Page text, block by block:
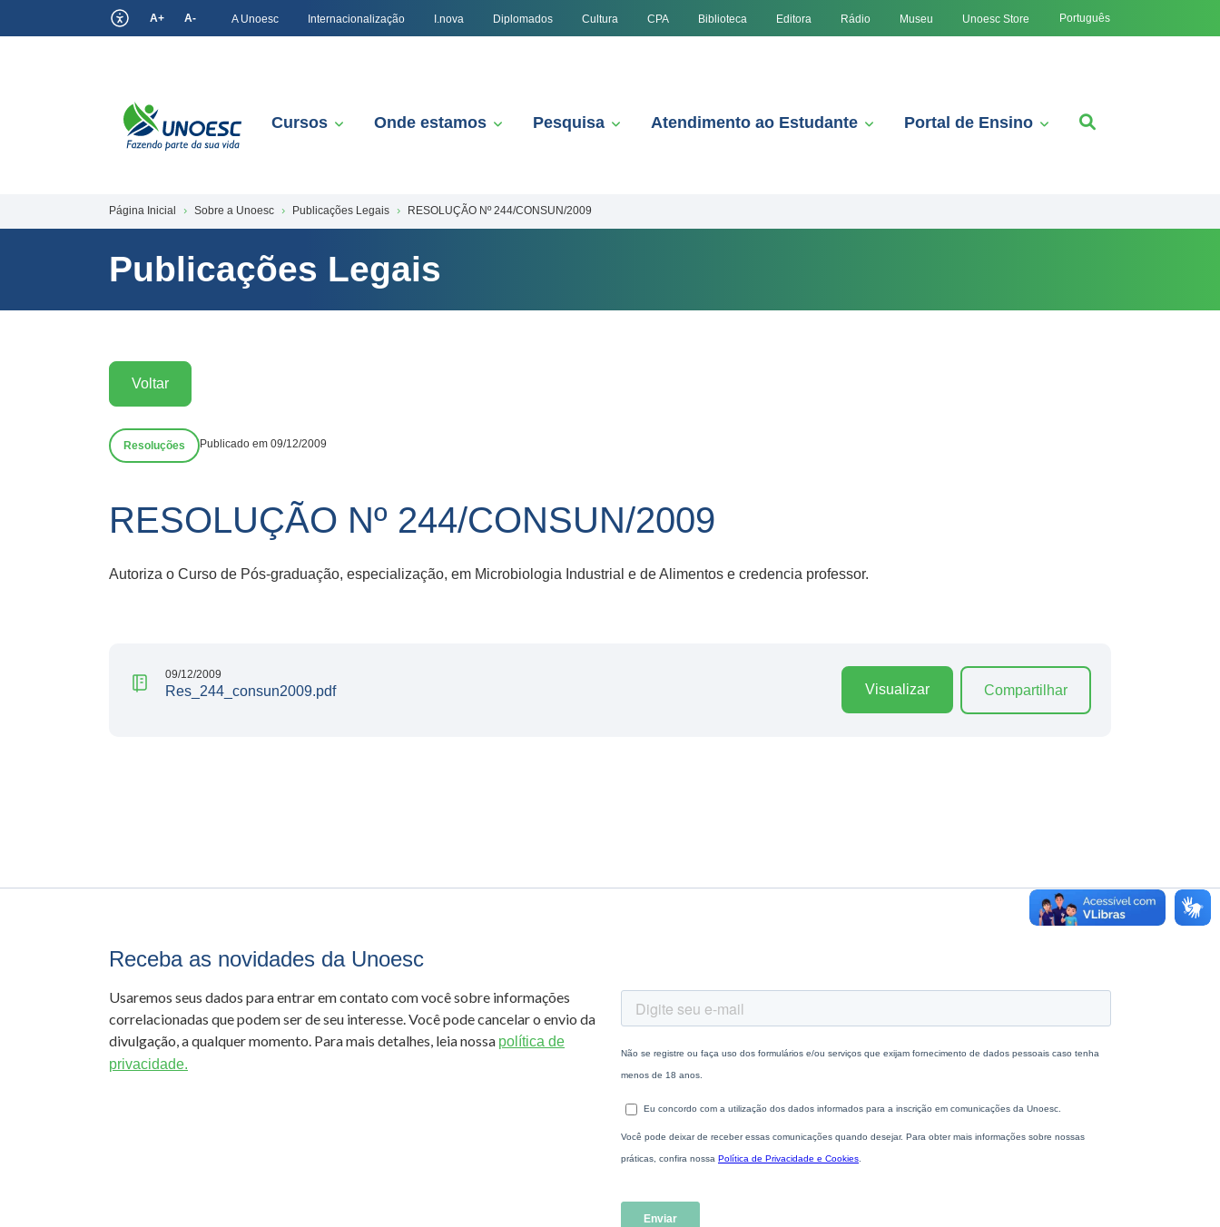
A+ A- A Unoesc Internacionalização I.nova Diplomados Cultura CPA Biblioteca Editora Rádio Museu Unoesc Store Português
Cursos Onde estamos Pesquisa Atendimento ao Estudante Portal de Ensino
Página Inicial Sobre a Unoesc Publicações Legais RESOLUÇÃO Nº 244/CONSUN/2009
Publicações Legais
Voltar
Resoluções Publicado em 09/12/2009
RESOLUÇÃO Nº 244/CONSUN/2009
Autoriza o Curso de Pós-graduação, especialização, em Microbiologia Industrial e de Alimentos e credencia professor.
09/12/2009
Res_244_consun2009.pdf Visualizar Compartilhar
Receba as novidades da Unoesc
Usaremos seus dados para entrar em contato com você sobre informações
correlacionadas que podem ser de seu interesse. Você pode cancelar o envio da
divulgação, a qualquer momento. Para mais detalhes, leia nossa política de
privacidade.